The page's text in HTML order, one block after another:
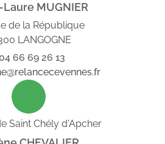
MUGNIER
de la République
LANGOGNE
04 66 69 26 13
Saint Chély d'Apcher